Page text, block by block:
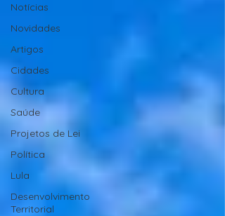
Notícias
Novidades
Artigos
Cidades
Cultura
Saúde
Projetos de Lei
Política
Lula
Desenvolvimento
Territorial